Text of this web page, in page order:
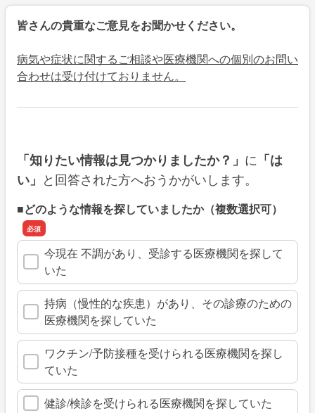
皆さんの貴重なご意見をお聞かせください。
病気や症状に関するご相談や医療機関への個別のお問い
合わせは受け付けておりません。
「知りたい情報は見つかりましたか？」 に 「は
い」 と回答された方へおうかがいします。
■どのような情報を探していましたか（複数選択可）
今現在 不調があり、受診する医療機関を探して
いた
持病（慢性的な疾患）があり、その診療のための
医療機関を探していた
ワクチン/予防接種を受けられる医療機関を探し
ていた
健診/検診を受けられる医療機関を探していた